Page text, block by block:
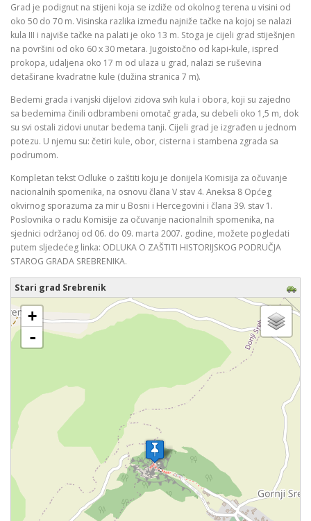
Grad je podignut na stijeni koja se izdiže od okolnog terena u visini od
oko 50 do 70 m. Visinska razlika između najniže tačke na kojoj se nalazi
kula III i najviše tačke na palati je oko 13 m. Stoga je cijeli grad stiješnjen
na površini od oko 60 x 30 metara. Jugoistočno od kapi-kule, ispred
prokopa, udaljena oko 17 m od ulaza u grad, nalazi se ruševina
detaširane kvadratne kule (dužina stranica 7 m).
Bedemi grada i vanjski dijelovi zidova svih kula i obora, koji su zajedno
sa bedemima činili odbrambeni omotač grada, su debeli oko 1,5 m, dok
su svi ostali zidovi unutar bedema tanji. Cijeli grad je izgrađen u jednom
potezu. U njemu su: četiri kule, obor, cisterna i stambena zgrada sa
podrumom.
Kompletan tekst Odluke o zaštiti koju je donijela Komisija za očuvanje
nacionalnih spomenika, na osnovu člana V stav 4. Aneksa 8 Općeg
okvirnog sporazuma za mir u Bosni i Hercegovini i člana 39. stav 1.
Poslovnika o radu Komisije za očuvanje nacionalnih spomenika, na
sjednici održanoj od 06. do 09. marta 2007. godine, možete pogledati
putem sljedećeg linka: ODLUKA O ZAŠTITI HISTORIJSKOG PODRUČJA
STAROG GRADA SREBRENIKA.
Stari grad Srebrenik
učitavam kartu - molimo pričekajte ...
+
-